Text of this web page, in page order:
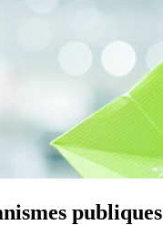
publiques